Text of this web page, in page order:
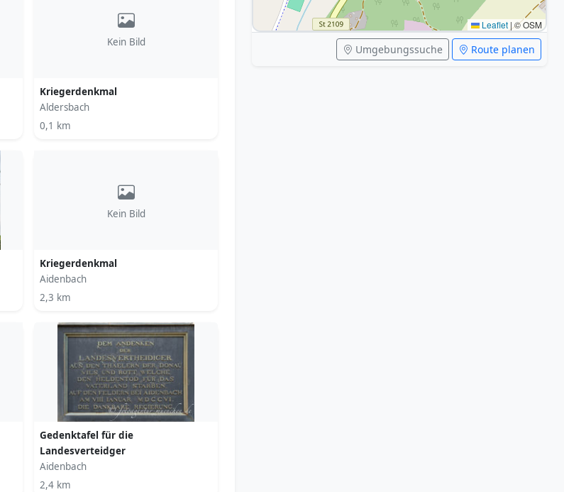
Kein Bild
Kriegerdenkmal
Aldersbach
0,1 km
Kein Bild
Kriegerdenkmal
Aidenbach
2,3 km
Gedenktafel für die
Landesverteidger
Aidenbach
2,4 km
Leaflet |© OSM
Umgebungssuche Route planen